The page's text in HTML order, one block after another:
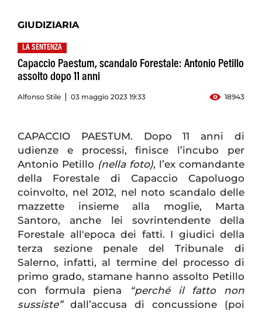
GIUDIZIARIA
LA SENTENZA
Capaccio Paestum, scandalo Forestale: Antonio Petillo
assolto dopo 11 anni
Alfonso Stile 03 maggio 2023 19:33 18943
CAPACCIO PAESTUM. Dopo 11 anni di
udienze e processi, finisce l’incubo per
Antonio Petillo (nella foto), l’ex comandante
della Forestale di Capaccio Capoluogo
coinvolto, nel 2012, nel noto scandalo delle
mazzette insieme alla moglie, Marta
Santoro, anche lei sovrintendente della
Forestale all'epoca dei fatti. I giudici della
terza sezione penale del Tribunale di
Salerno, infatti, al termine del processo di
primo grado, stamane hanno assolto Petillo
con formula piena
“perché il fatto non
sussiste”dall’accusa di concussione (poi